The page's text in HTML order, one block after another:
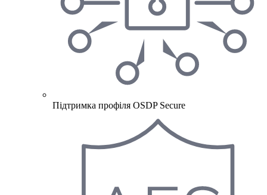
Підтримка профіля OSDP Secure